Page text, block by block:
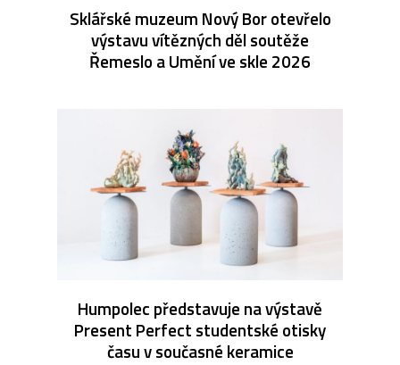
Sklářské muzeum Nový Bor otevřelo
výstavu vítězných děl soutěže
Řemeslo a Umění ve skle 2026
Humpolec představuje na výstavě
Present Perfect studentské otisky
času v současné keramice